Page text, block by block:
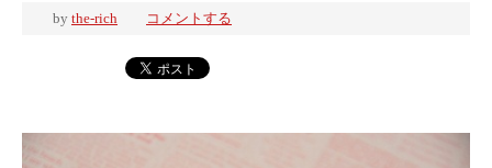
by the-rich コメントする